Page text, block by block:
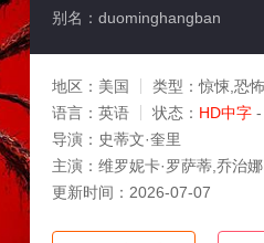
别名：duominghangban
地区： 美国 类型：惊悚,恐怖
语言： 英语 状态： HD中字
导演： 史蒂文·奎里
主演： 维罗妮卡·罗萨蒂,乔治
更新时间： 2026-07-07